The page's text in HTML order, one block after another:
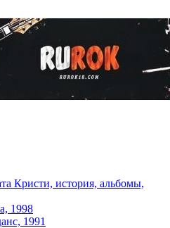
Кристи, история, альбомы,
1998
1991